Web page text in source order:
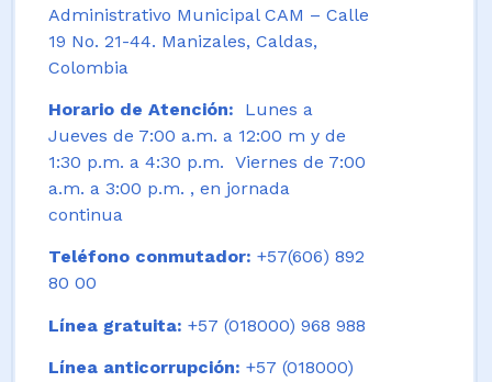
Administrativo Municipal CAM – Calle
19 No. 21-44. Manizales, Caldas,
Colombia
Horario de Atención:
Lunes a
Jueves de 7:00 a.m. a 12:00 m y de
1:30 p.m. a 4:30 p.m. Viernes de 7:00
a.m. a 3:00 p.m. , en jornada
continua
Teléfono conmutador: +57(606) 892
80 00
Línea gratuita: +57 (018000) 968 988
Línea anticorrupción: +57 (018000)